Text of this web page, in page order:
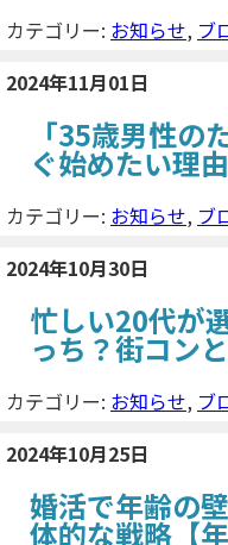
カテゴリー: お知らせ, ブ
2024年11月01日
「35歳男性の
ぐ始めたい理
カテゴリー: お知らせ, ブ
2024年10月30日
忙しい20代が
っち？街コン
カテゴリー: お知らせ, ブ
2024年10月25日
婚活で年齢の
体的な戦略【